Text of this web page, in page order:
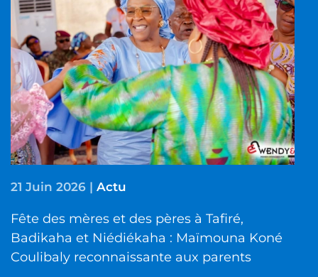
21 Juin 2026 | Actu
Fête des mères et des pères à Tafiré,
Badikaha et Niédiékaha : Maïmouna Koné
Coulibaly reconnaissante aux parents